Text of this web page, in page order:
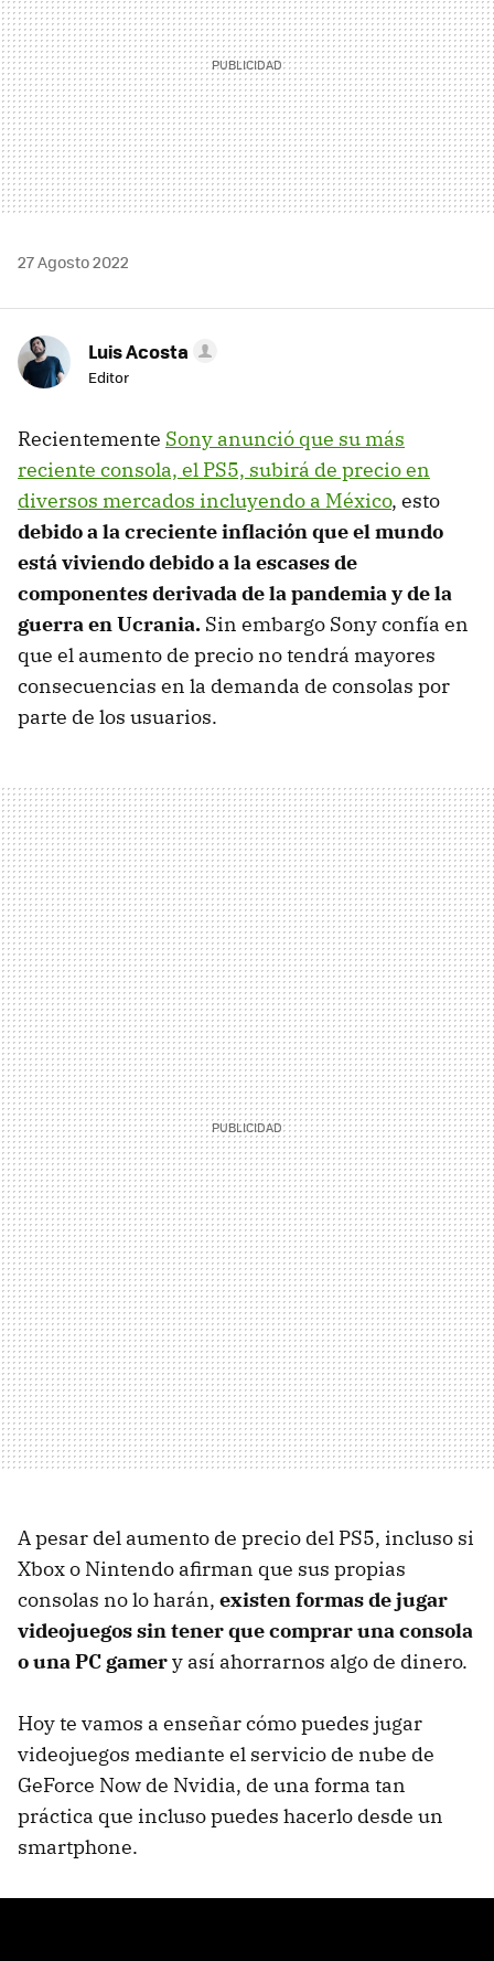
27 Agosto 2022
Luis Acosta
Editor
Recientemente Sony anunció que su más
reciente consola, el PS5, subirá de precio en
diversos mercados incluyendo a México, esto
debido a la creciente inflación que el mundo
está viviendo debido a la escases de
componentes derivada de la pandemia y de la
guerra en Ucrania. Sin embargo Sony confía en
que el aumento de precio no tendrá mayores
consecuencias en la demanda de consolas por
parte de los usuarios.
A pesar del aumento de precio del PS5, incluso si
Xbox o Nintendo afirman que sus propias
consolas no lo harán, existen formas de jugar
videojuegos sin tener que comprar una consola
o una PC gamery así ahorrarnos algo de dinero.
Hoy te vamos a enseñar cómo puedes jugar
videojuegos mediante el servicio de nube de
GeForce Now de Nvidia, de una forma tan
práctica que incluso puedes hacerlo desde un
smartphone.